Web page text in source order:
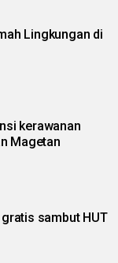
Lingkungan di
kerawanan
Magetan
sambut HUT